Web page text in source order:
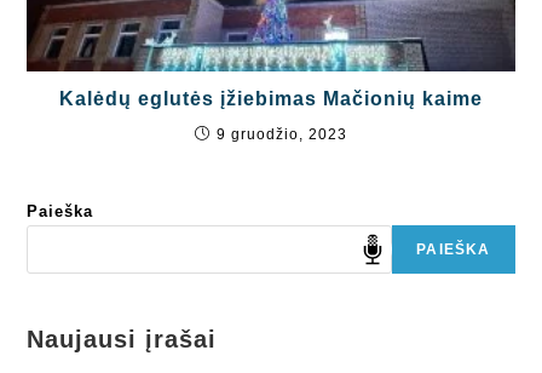
Kalėdų eglutės įžiebimas Mačionių kaime
9 gruodžio, 2023
Paieška
PAIEŠKA
Naujausi įrašai